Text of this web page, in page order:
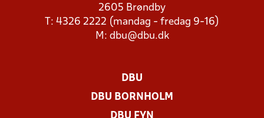
2605 Brøndby
T: 4326 2222 (mandag - fredag 9-16)
M: dbu@dbu.dk
DBU
DBU BORNHOLM